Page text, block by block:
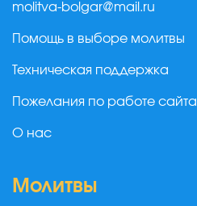
molitva-bolgar@mail.ru
Помощь в выборе молитвы
Техническая поддержка
Пожелания по работе сайта
О нас
Молитвы